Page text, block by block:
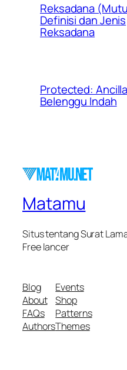
Reksadana
Definisi dan Jenis
Reksadana
Protected:
Belenggu Indah
Matamu
Situs tentang Surat
Free lancer
Blog
About
FAQs
Authors
Events
Shop
Patterns
Themes